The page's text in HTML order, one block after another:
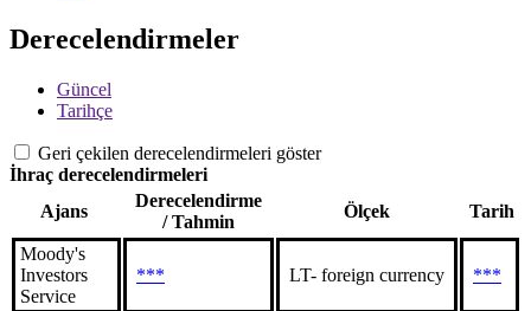
Derecelendirmeler
Güncel
Tarihçe
Geri çekilen derecelendirmeleri göster
İhraç derecelendirmeleri
Ajans
Derecelendirme
/ Tahmin
Ölçek Tarih
Moody's
Investors
Service
*** LT- foreign currency ***